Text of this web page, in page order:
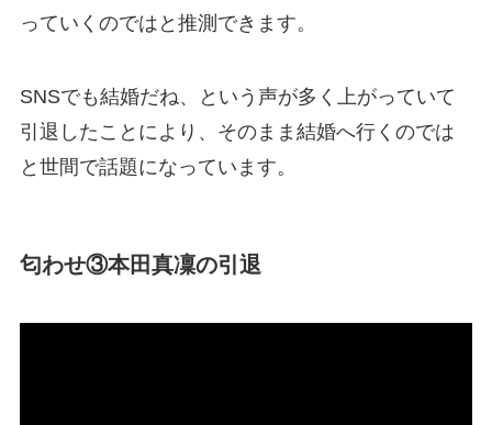
っていくのではと推測できます。
SNSでも結婚だね、という声が多く上がっていて
引退したことにより、そのまま結婚へ行くのでは
と世間で話題になっています。
匂わせ③本田真凜の引退